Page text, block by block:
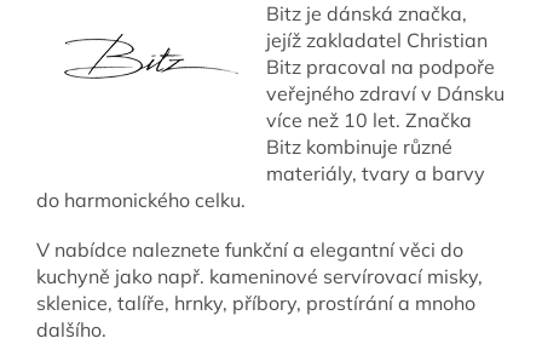
Bitz je dánská značka,
jejíž zakladatel Christian
Bitz pracoval na podpoře
veřejného zdraví v Dánsku
více než 10 let. Značka
Bitz kombinuje různé
materiály, tvary a barvy
do harmonického celku.
V nabídce naleznete funkční a elegantní věci do
kuchyně jako např. kameninové servírovací misky,
sklenice, talíře, hrnky, příbory, prostírání a mnoho
dalšího.